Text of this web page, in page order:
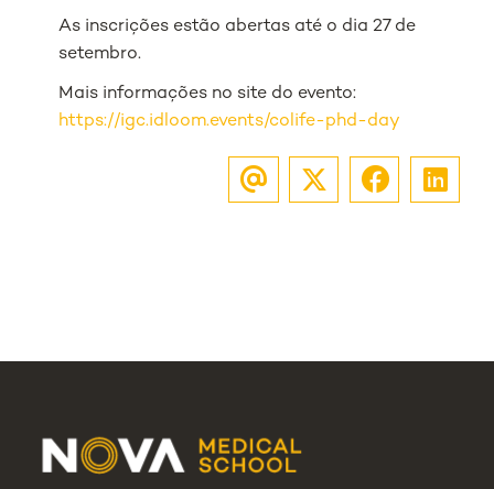
As inscrições estão abertas até o dia 27 de
setembro.
Mais informações no site do evento:
https://igc.idloom.events/colife-phd-day